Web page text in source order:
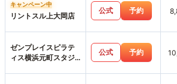
キャンペーン中
リントスル上大岡店
公式 予約
ゼンプレイスピラテ
ィス横浜元町スタジ
公式 予約